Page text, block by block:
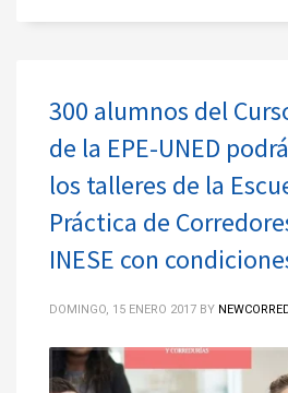
300 alumnos del
de la EPE-UNED
los talleres de la
Práctica de
INESE con
DOMINGO, 15 ENERO 2017 BY